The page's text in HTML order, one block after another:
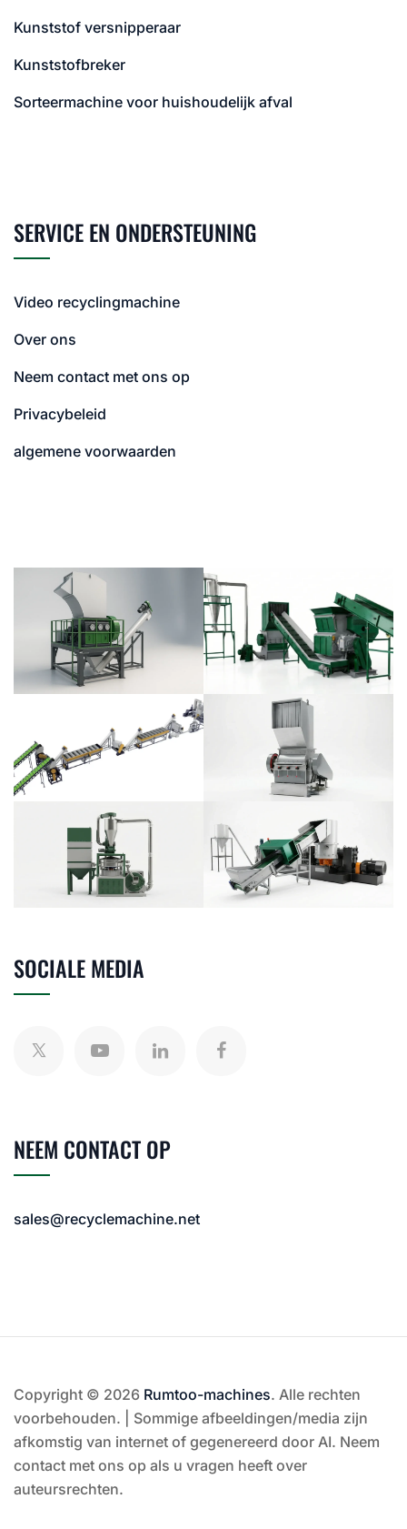
Kunststof versnipperaar
Kunststofbreker
Sorteermachine voor huishoudelijk afval
SERVICE EN ONDERSTEUNING
Video recyclingmachine
Over ons
Neem contact met ons op
Privacybeleid
algemene voorwaarden
SOCIALE MEDIA
NEEM CONTACT OP
sales@recyclemachine.net
Copyright © 2026 Rumtoo-machines. Alle rechten
voorbehouden. | Sommige afbeeldingen/media zijn
afkomstig van internet of gegenereerd door AI. Neem
contact met ons op als u vragen heeft over
auteursrechten.